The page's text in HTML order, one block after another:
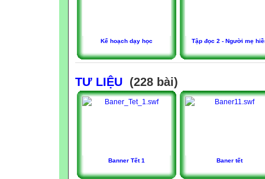
Kế hoạch dạy học Tập đọc 2 - Người mẹ
TƯ LIỆU (228 bài)
Banner Tết 1 Baner tết